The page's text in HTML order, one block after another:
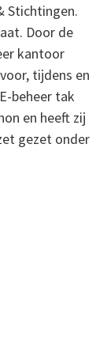
Stichtingen.
Door de
kantoor
tijdens en
beheer tak
en heeft zij
gezet onder